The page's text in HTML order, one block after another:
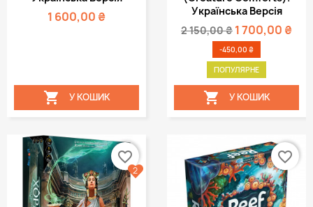
1 600,00 ₴
 У КОШИК
Українська Версія
2 150,00 ₴ 1 700,00 ₴
-450,00 ₴
ПОПУЛЯРНЕ
 У КОШИК
favorite_border
2
favorite_border